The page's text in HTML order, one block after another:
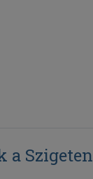
a Szigeten